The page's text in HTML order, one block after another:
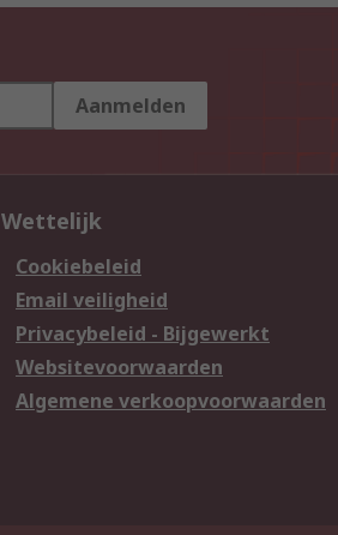
Aanmelden
Wettelijk
Cookiebeleid
Email veiligheid
Privacybeleid - Bijgewerkt
Websitevoorwaarden
Algemene verkoopvoorwaarden